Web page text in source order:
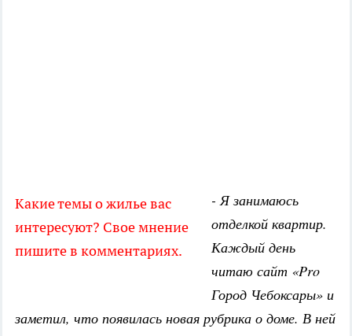
Какие темы о жилье вас
интересуют? Свое мнение
пишите в комментариях.
- Я занимаюсь
отделкой квартир.
Каждый день
читаю сайт «Pro
Город Чебоксары» и
заметил, что появилась новая рубрика о доме. В ней